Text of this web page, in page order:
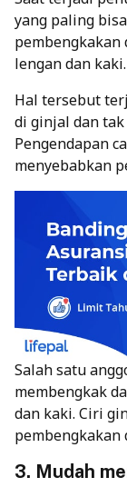
yang paling
lengan dan kaki.
Hal tersebut
di ginjal dan
Pengendapan
menyebabkan
Salah satu
membengkak
dan kaki. Ciri
pembengkakan
3. Mudah